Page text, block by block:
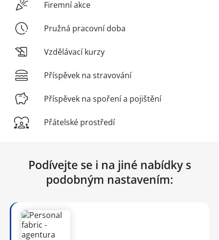
Firemní akce
Pružná pracovní doba
Vzdělávací kurzy
Příspěvek na stravování
Příspěvek na spoření a pojištění
Přátelské prostředí
Podívejte se i na jiné nabídky s
podobným nastavením: